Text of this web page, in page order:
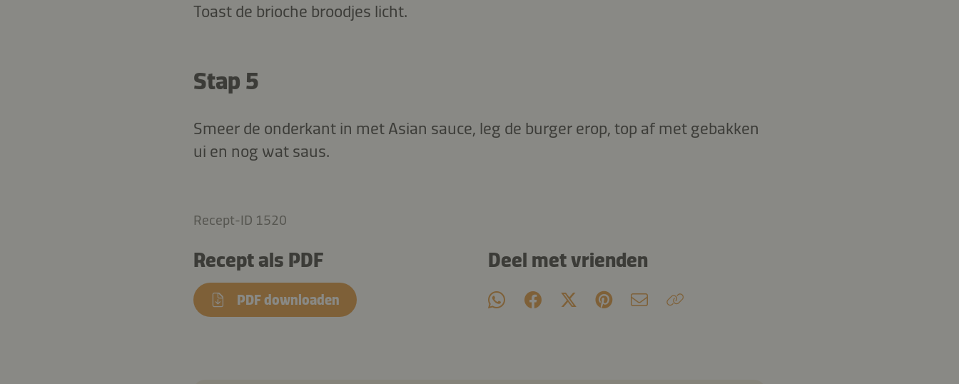
Toast de brioche broodjes licht.
Stap 5
Smeer de onderkant in met Asian sauce, leg de burger erop, top af met gebakken
ui en nog wat saus.
Recept-ID 1520
Recept als PDF
PDF downloaden
Deel met vrienden